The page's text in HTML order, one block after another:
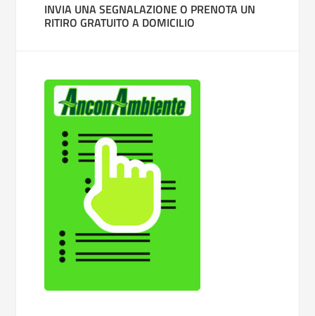
INVIA UNA SEGNALAZIONE O PRENOTA UN
RITIRO GRATUITO A DOMICILIO